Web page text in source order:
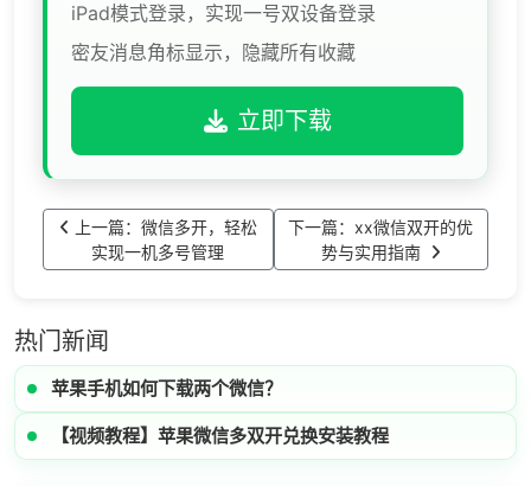
iPad模式登录，实现一号双设备登录
密友消息角标显示，隐藏所有收藏
立即下载
上一篇：微信多开，轻松
实现一机多号管理
下一篇：xx微信双开的优
势与实用指南
热门新闻
苹果手机如何下载两个微信？
【视频教程】苹果微信多双开兑换安装教程